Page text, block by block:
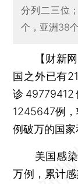
分列二三位
个，亚洲38
【财新
国之外已有
诊
1245647例
例破万的国家
美国感染
万例，累计